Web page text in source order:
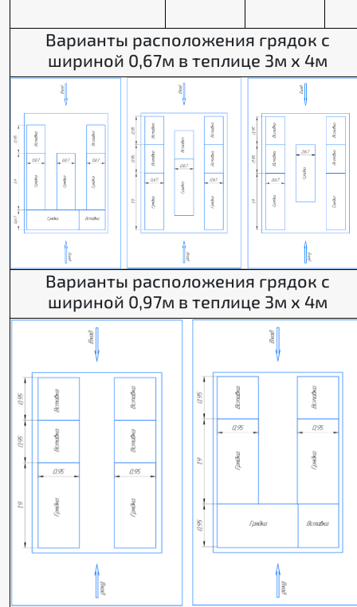
Варианты расположения грядок с
шириной 0,67м в теплице 3м х 4м
Варианты расположения грядок с
шириной 0,97м в теплице 3м х 4м